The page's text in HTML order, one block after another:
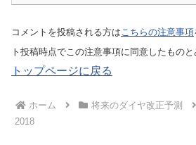
コメントを投稿される方はこちらの注意事項
ト投稿時点でこの注意事項に同意したものと
トップページに戻る
ホーム 将来のダイヤ改正予測
2018